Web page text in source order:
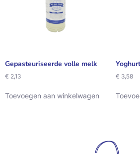
Gepasteuriseerde volle melk
€ 2,13
Toevoegen aan winkelwagen
€ 3,58